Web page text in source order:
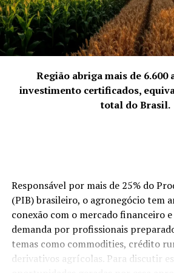
estaduais.”
4. A força coletiva que representam
“Representamos a quebra da
mas, coletivamente, torna-se uma
enriquecedora. Discutimos
‘mulher multitarefa’ e
ACIP Mulher.
Região abriga mais de 6.600
investimento certificados,
total do Brasil.
Responsável por mais de 25% do
(PIB) brasileiro, o agronegócio tem
conexão com o mercado financeiro
demanda por profissionais
temas como commodities, crédito
derivativos agrícolas. Para discutir